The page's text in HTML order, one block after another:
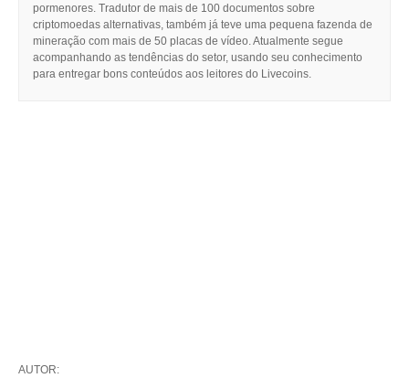
pormenores. Tradutor de mais de 100 documentos sobre
criptomoedas alternativas, também já teve uma pequena fazenda de
mineração com mais de 50 placas de vídeo. Atualmente segue
acompanhando as tendências do setor, usando seu conhecimento
para entregar bons conteúdos aos leitores do Livecoins.
AUTOR: